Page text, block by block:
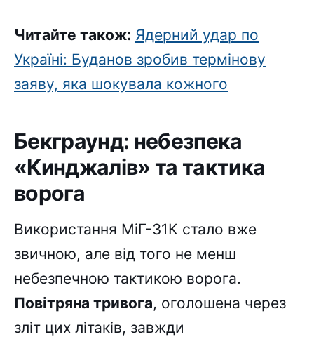
Читайте також: Ядерний удар по
Україні: Буданов зробив термінову
заяву, яка шокувала кожного
Бекграунд: небезпека
«Кинджалів» та тактика
ворога
Використання МіГ-31К стало вже
звичною, але від того не менш
небезпечною тактикою ворога.
Повітряна тривога, оголошена через
зліт цих літаків, завжди